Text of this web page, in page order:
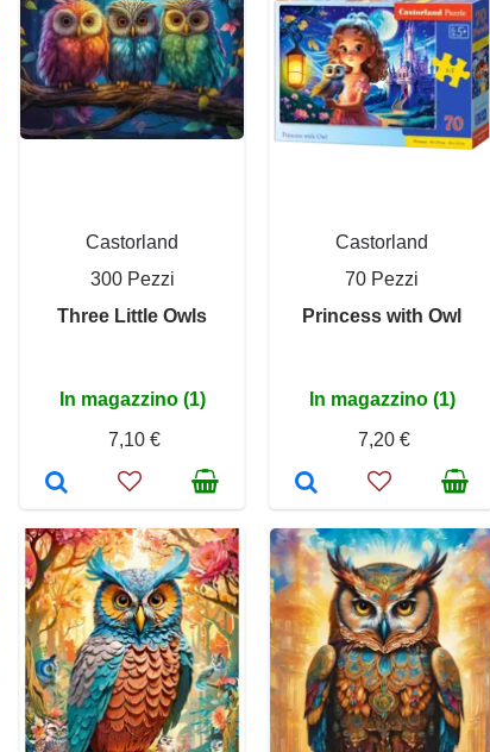
Castorland
300 Pezzi
Three Little Owls
In magazzino (1)
7,10 €
Castorland
70 Pezzi
Princess with Owl
In magazzino (1)
7,20 €